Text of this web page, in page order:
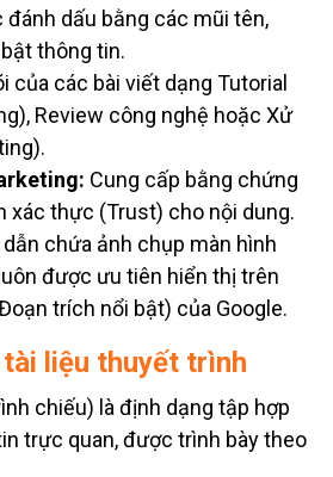
dấu bằng các mũi tên,
thông tin.
của các bài viết dạng Tutorial
Review công nghệ hoặc Xử
Cung cấp bằng chứng
xác thực (Trust) cho nội dung.
chứa ảnh chụp màn hình
được ưu tiên hiển thị trên
trích nổi bật) của Google.
liệu thuyết trình
chiếu) là định dạng tập hợp
trực quan, được trình bày theo